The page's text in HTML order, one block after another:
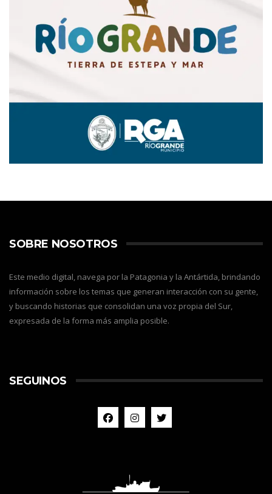
SOBRE NOSOTROS
Este medio digital, navega por la Patagonia y la Antártida, brindando
información sobre los temas que generan interacción con su gente,
y buscando historias que consolidan una voz propia del Sur,
expresada de la forma más amplia posible.
SEGUINOS